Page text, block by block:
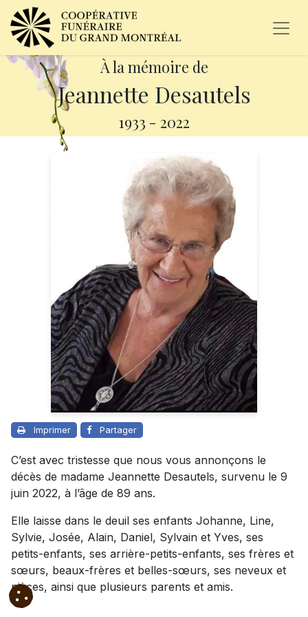
À la mémoire de
Jeannette Desautels
1933 - 2022
Imprimer Partager
C’est avec tristesse que nous vous annonçons le
décès de madame Jeannette Desautels, survenu le 9
juin 2022, à l’âge de 89 ans.
Elle laisse dans le deuil ses enfants Johanne, Line,
Sylvie, Josée, Alain, Daniel, Sylvain et Yves, ses
petits-enfants, ses arrière-petits-enfants, ses frères et
sœurs, beaux-frères et belles-sœurs, ses neveux et
nièces, ainsi que plusieurs parents et amis.